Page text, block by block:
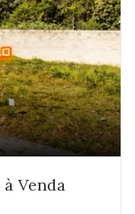
Venda